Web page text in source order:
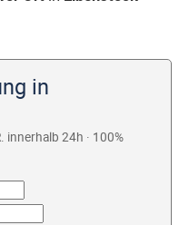
in
innerhalb 24h · 100%